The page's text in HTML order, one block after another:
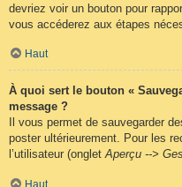
devriez voir un bouton pour
vous accéderez aux étapes
Haut
À quoi sert le bouton «
message ?
Il vous permet de sauvegarder
poster ultérieurement. Pour les
l’utilisateur (ongletAperçu -->
Haut